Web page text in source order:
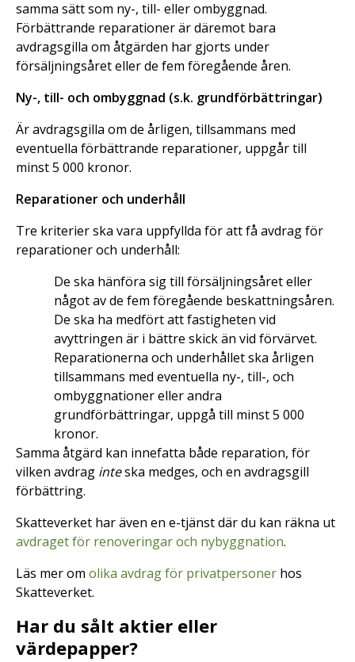
samma sätt som ny-, till- eller ombyggnad.
Förbättrande reparationer är däremot bara
avdragsgilla om åtgärden har gjorts under
försäljningsåret eller de fem föregående åren.
Ny-, till- och ombyggnad (s.k. grundförbättringar)
Är avdragsgilla om de årligen, tillsammans med
eventuella förbättrande reparationer, uppgår till
minst 5 000 kronor.
Reparationer och underhåll
Tre kriterier ska vara uppfyllda för att få avdrag för
reparationer och underhåll:
De ska hänföra sig till försäljningsåret eller
något av de fem föregående beskattningsåren.
De ska ha medfört att fastigheten vid
avyttringen är i bättre skick än vid förvärvet.
Reparationerna och underhållet ska årligen
tillsammans med eventuella ny-, till-, och
ombyggnationer eller andra
grundförbättringar, uppgå till minst 5 000
kronor.
Samma åtgärd kan innefatta både reparation, för
vilken avdrag inteska medges, och en avdragsgill
förbättring.
Skatteverket har även en e-tjänst där du kan räkna ut
avdraget för renoveringar och nybyggnation.
Läs mer om olika avdrag för privatpersoner hos
Skatteverket.
Har du sålt aktier eller
värdepapper?